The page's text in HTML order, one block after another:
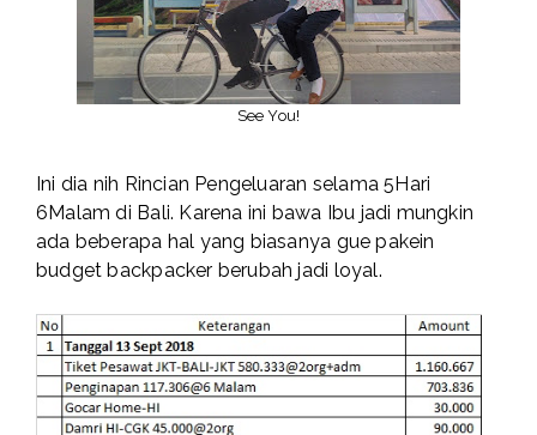
See You!
Ini dia nih Rincian Pengeluaran selama 5Hari
6Malam di Bali. Karena ini bawa Ibu jadi mungkin
ada beberapa hal yang biasanya gue pakein
budget backpacker berubah jadi loyal.